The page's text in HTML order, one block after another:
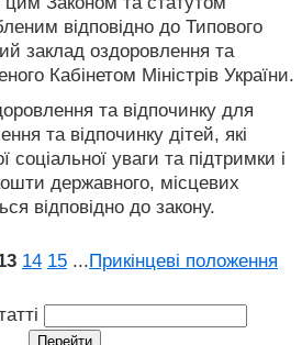
відповідно до Типового
заклад оздоровлення та
Кабінетом Міністрів України.
та відпочинку для
та відпочинку дітей, які
уваги та підтримки і
державного, місцевих
відповідно до закону.
14 15 ...Прикінцеві положення